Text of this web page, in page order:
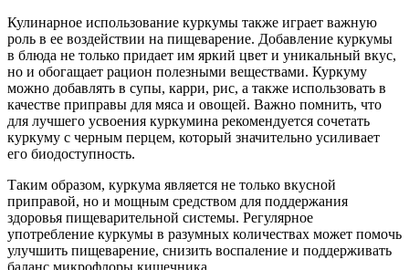
Кулинарное использование куркумы также играет важную
роль в ее воздействии на пищеварение. Добавление куркумы
в блюда не только придает им яркий цвет и уникальный вкус,
но и обогащает рацион полезными веществами. Куркуму
можно добавлять в супы, карри, рис, а также использовать в
качестве приправы для мяса и овощей. Важно помнить, что
для лучшего усвоения куркумина рекомендуется сочетать
куркуму с черным перцем, который значительно усиливает
его биодоступность.
Таким образом, куркума является не только вкусной
приправой, но и мощным средством для поддержания
здоровья пищеварительной системы. Регулярное
употребление куркумы в разумных количествах может помочь
улучшить пищеварение, снизить воспаление и поддерживать